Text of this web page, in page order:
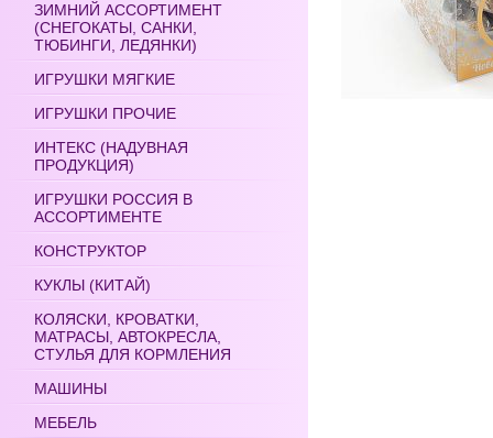
ЗИМНИЙ АССОРТИМЕНТ
(СНЕГОКАТЫ, САНКИ,
ТЮБИНГИ, ЛЕДЯНКИ)
ИГРУШКИ МЯГКИЕ
ИГРУШКИ ПРОЧИЕ
ИНТЕКС (НАДУВНАЯ
ПРОДУКЦИЯ)
ИГРУШКИ РОССИЯ В
АССОРТИМЕНТЕ
КОНСТРУКТОР
КУКЛЫ (КИТАЙ)
КОЛЯСКИ, КРОВАТКИ,
МАТРАСЫ, АВТОКРЕСЛА,
СТУЛЬЯ ДЛЯ КОРМЛЕНИЯ
МАШИНЫ
МЕБЕЛЬ